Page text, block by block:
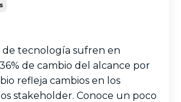
de tecnología sufren en
de cambio del alcance por
refleja cambios en los
stakeholder. Conoce un poco